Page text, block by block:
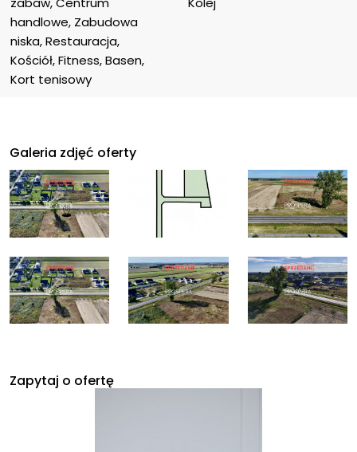
handlowe, Zabudowa
niska, Restauracja,
Kościół, Fitness, Basen,
Kort tenisowy
Galeria zdjęć oferty
Zapytaj o ofertę